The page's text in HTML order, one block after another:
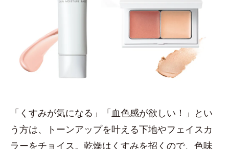
「くすみが気になる」「血色感が欲しい！」とい
う方は、トーンアップを叶える下地やフェイスカ
ラーをチョイス。乾燥はくすみを招くので、色味